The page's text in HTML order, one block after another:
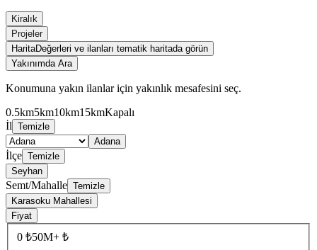
Kiralık
Projeler
HaritaDeğerleri ve ilanları tematik haritada görün
Yakınımda Ara
Konumuna yakın ilanlar için yakınlık mesafesini seç.
0.5km5km10km15kmKapalı
İl Temizle
Adana
İlçe Temizle
Seyhan
Semt/Mahalle Temizle
Karasoku Mahallesi
Fiyat
0 ₺50M+ ₺